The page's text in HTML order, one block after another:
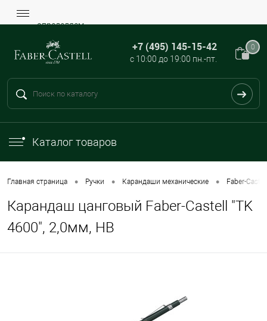
определяем...
+7 (495) 145-15-42
с 10:00 до 19:00 пн.-пт.
0
Каталог товаров
Главная страница • Ручки • Карандаши механические • Faber-Castell
Карандаш цанговый Faber-Castell "TK
4600", 2,0мм, HB